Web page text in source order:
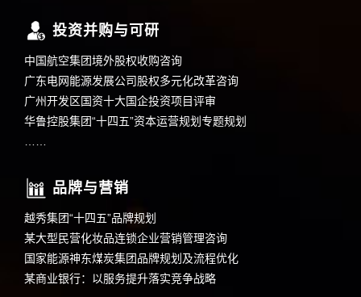
投资并购与可研
中国航空集团境外股权收购咨询
广东电网能源发展公司股权多元化改革咨询
广州开发区国资十大国企投资项目评审
华鲁控股集团“十四五”资本运营规划专题规划
品牌与营销
越秀集团“十四五”品牌规划
某大型民营化妆品连锁企业营销管理咨询
国家能源神东煤炭集团品牌规划及流程优化
某商业银行：以服务提升落实竞争战略